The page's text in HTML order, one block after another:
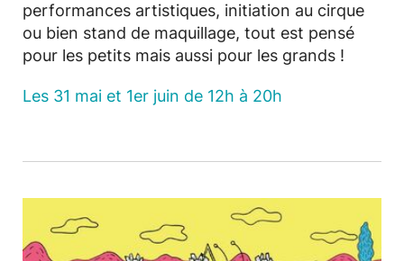
performances artistiques, initiation au cirque
ou bien stand de maquillage, tout est pensé
pour les petits mais aussi pour les grands !
Les 31 mai et 1er juin de 12h à 20h